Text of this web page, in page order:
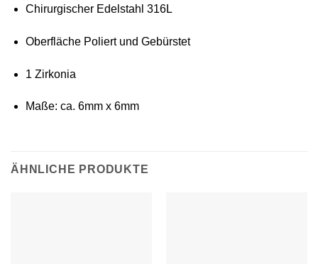
Chirurgischer Edelstahl 316L
Oberfläche Poliert und Gebürstet
1 Zirkonia
Maße: ca. 6mm x 6mm
ÄHNLICHE PRODUKTE